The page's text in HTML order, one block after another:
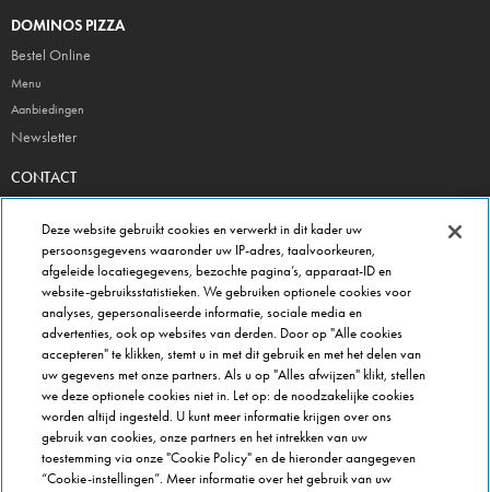
DOMINOS PIZZA
Bestel Online
Menu
Aanbiedingen
Newsletter
CONTACT
Hoofdkantoor
Winkel gegevens
Beheer je voorkeuren
FRANCHISE INFO
Domino's Franchise
Selectie Criteria
Veel gestelde vragen
OVER DOMINOS
Werken bij Domino's
Deze website gebruikt cookies en verwerkt in dit kader uw
persoonsgegevens waaronder uw IP-adres, taalvoorkeuren,
afgeleide locatiegegevens, bezochte pagina’s, apparaat-ID en
website-gebruiksstatistieken. We gebruiken optionele cookies voor
analyses, gepersonaliseerde informatie, sociale media en
advertenties, ook op websites van derden. Door op "Alle cookies
accepteren" te klikken, stemt u in met dit gebruik en met het delen van
uw gegevens met onze partners. Als u op "Alles afwijzen" klikt, stellen
we deze optionele cookies niet in. Let op: de noodzakelijke cookies
worden altijd ingesteld. U kunt meer informatie krijgen over ons
gebruik van cookies, onze partners en het intrekken van uw
toestemming via onze "Cookie Policy" en de hieronder aangegeven
“Cookie-instellingen”. Meer informatie over het gebruik van uw